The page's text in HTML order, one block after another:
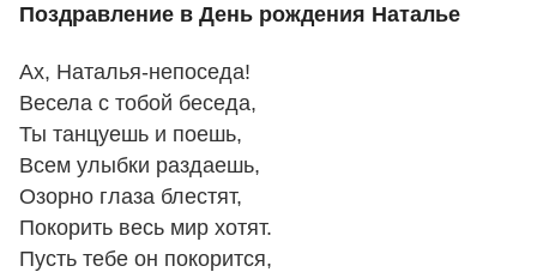
Поздравление в День рождения Наталье
Ах, Наталья-непоседа!
Весела с тобой беседа,
Ты танцуешь и поешь,
Всем улыбки раздаешь,
Озорно глаза блестят,
Покорить весь мир хотят.
Пусть тебе он покорится,